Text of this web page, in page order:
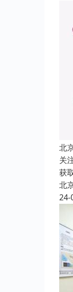
北
关
获
北
24-